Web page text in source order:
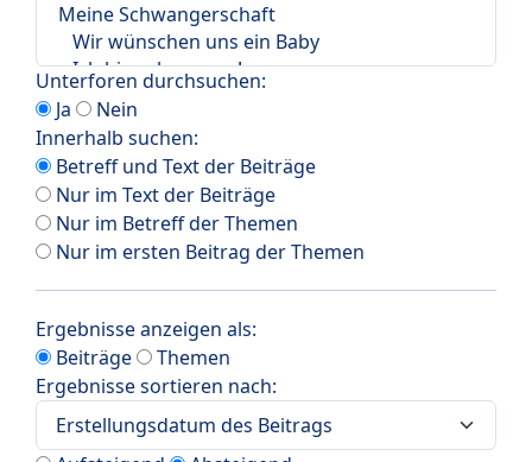
Unterforen durchsuchen:
Ja
Nein
Innerhalb suchen:
Betreff und Text der Beiträge
Nur im Text der Beiträge
Nur im Betreff der Themen
Nur im ersten Beitrag der Themen
Ergebnisse anzeigen als:
Beiträge
Themen
Ergebnisse sortieren nach: